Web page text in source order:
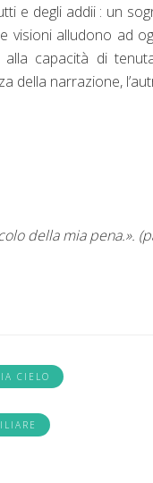
e degli addii : un
visioni alludono ad
capacità di
della narrazione,
della mia pena.».
CIELO